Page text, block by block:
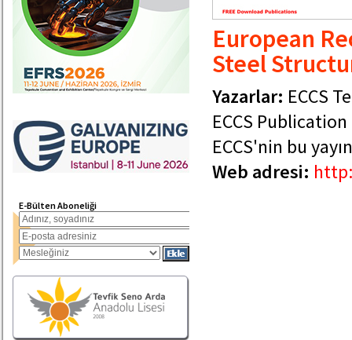
E-Bülten Aboneliği
European
Steel
Yazarlar: ECCS
ECCS
ECCS'nin bu
Web adresi: